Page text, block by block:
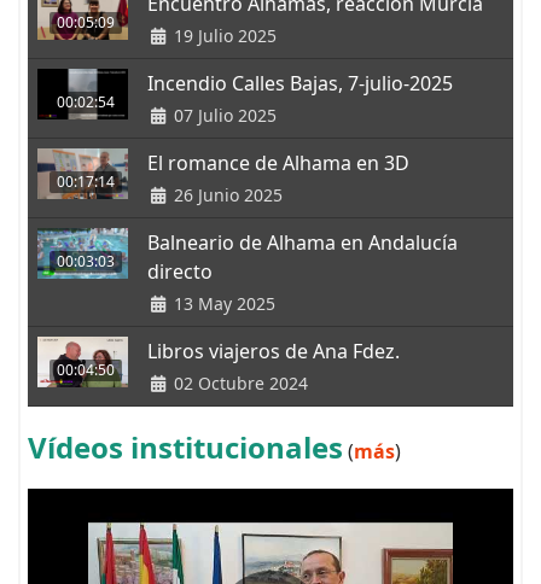
00:05:09
19 Julio 2025
00:02:54
Incendio Calles Bajas, 7-julio-2025
07 Julio 2025
00:17:14
El romance de Alhama en 3D
26 Junio 2025
00:03:03
Balneario de Alhama en Andalucía
directo
13 May 2025
00:04:50
Libros viajeros de Ana Fdez.
02 Octubre 2024
Vídeos institucionales (más)